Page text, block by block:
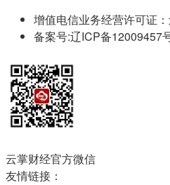
增值电信业务经营许可证
备案号:辽ICP备12009457
云掌财经官方微信
友情链接：